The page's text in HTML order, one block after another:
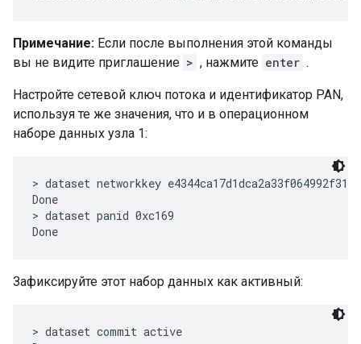
Примечание: Если после выполнения этой команды
вы не видите приглашение > , нажмите enter .
Настройте сетевой ключ потока и идентификатор PAN,
используя те же значения, что и в операционном
наборе данных узла 1:
> dataset networkkey
Done
> dataset panid 0xc169
Зафиксируйте этот набор данных как активный:
> dataset commit active